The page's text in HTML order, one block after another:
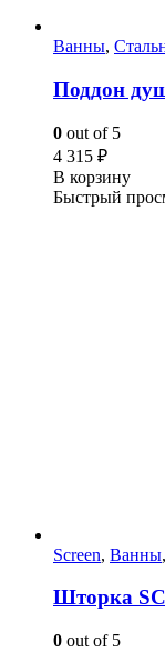
Ванны,
Поддон
0 out of 5
4 315 ₽
В корзину
Быстрый
Screen, Ванны,
Шторка
0 out of 5